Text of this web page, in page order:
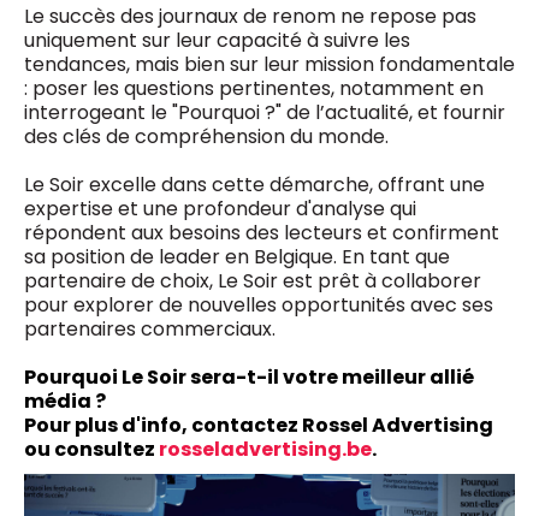
Le succès des journaux de renom ne repose pas
uniquement sur leur capacité à suivre les
tendances, mais bien sur leur mission fondamentale
: poser les questions pertinentes, notamment en
interrogeant le "Pourquoi ?" de l’actualité, et fournir
des clés de compréhension du monde.
Le Soir excelle dans cette démarche, offrant une
expertise et une profondeur d'analyse qui
répondent aux besoins des lecteurs et confirment
sa position de leader en Belgique. En tant que
partenaire de choix, Le Soir est prêt à collaborer
pour explorer de nouvelles opportunités avec ses
partenaires commerciaux.
Pourquoi Le Soir sera-t-il votre meilleur allié
média ?
Pour plus d'info, contactez Rossel Advertising
ou consultez rosseladvertising.be.